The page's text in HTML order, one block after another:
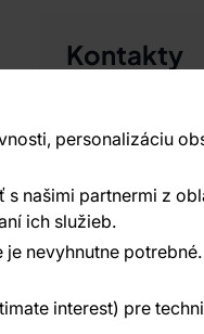
personalizáciu
našimi partnermi z
ich služieb.
nevyhnutne
interest) pre
Kontakty
Vavex 1990 s.r.o.,
Ďalšie kontakty